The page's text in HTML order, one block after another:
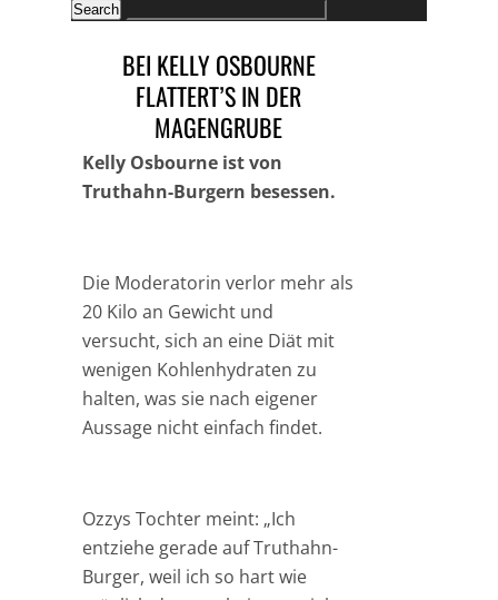
BEI KELLY OSBOURNE
FLATTERT’S IN DER
MAGENGRUBE
Kelly Osbourne ist von
Truthahn-Burgern besessen.
Die Moderatorin verlor mehr als
20 Kilo an Gewicht und
versucht, sich an eine Diät mit
wenigen Kohlenhydraten zu
halten, was sie nach eigener
Aussage nicht einfach findet.
Ozzys Tochter meint: „Ich
entziehe gerade auf Truthahn-
Burger, weil ich so hart wie